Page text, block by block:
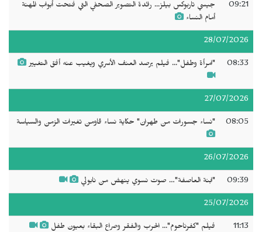
09:21
جيسي تاربوكس بيلز... رائدة التصوير الصحفي التي فتحت أبواب المهنة
أمام النساء
28/07/2026
08:33 "امرأة وطفل"... فيلم يرصد العنف الأسري ويغيب عنه أفق التغيير
27/07/2026
08:05 "نساء جسورات من طهران" حكاية نساء قاومن تغيرات الزمن والسياسة
26/07/2026
09:39 "ابنة العاصفة"… صوت نسوي ينهض من نابولي
25/07/2026
11:13 فيلم "كفرناحوم"... الحرب والفقر وصراع البقاء بعيون طفل